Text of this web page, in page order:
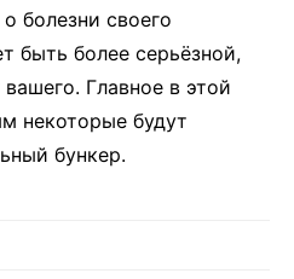
болезни своего
быть более серьёзной,
Главное в этой
некоторые будут
бункер.